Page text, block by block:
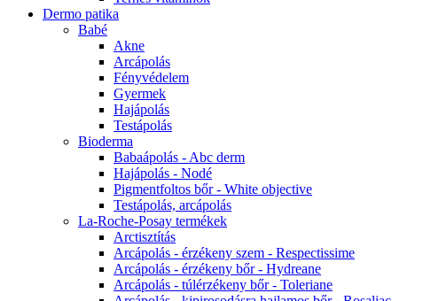
Dermo patika
Babé
Akne
Arcápolás
Fényvédelem
Gyermek
Hajápolás
Testápolás
Bioderma
Babaápolás - Abc derm
Hajápolás - Nodé
Pigmentfoltos bőr - White objective
Testápolás, arcápolás
La-Roche-Posay termékek
Arctisztítás
Arcápolás - érzékeny szem - Respectissime
Arcápolás - érzékeny bőr - Hydreane
Arcápolás - túlérzékeny bőr - Toleriane